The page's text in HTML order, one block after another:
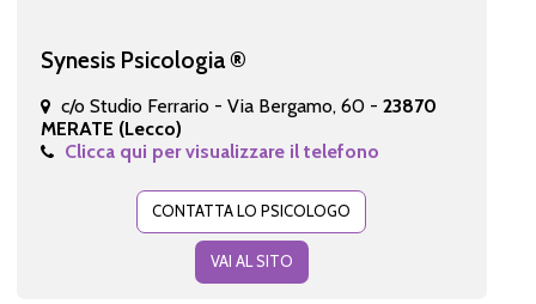
Synesis Psicologia ®
c/o Studio Ferrario - Via Bergamo, 60 - 23870
MERATE (Lecco)
Clicca qui per visualizzare il telefono
CONTATTA LO PSICOLOGO
VAI AL SITO